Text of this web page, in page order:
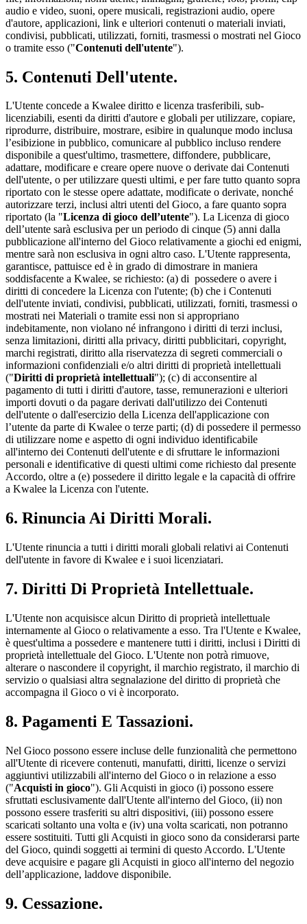
audio e video, suoni, opere musicali, registrazioni audio, opere
d'autore, applicazioni, link e ulteriori contenuti o materiali inviati,
condivisi, pubblicati, utilizzati, forniti, trasmessi o mostrati nel Gioco
o tramite esso ("Contenuti dell'utente").
5. Contenuti Dell'utente.
L'Utente concede a Kwalee diritto e licenza trasferibili, sub-
licenziabili, esenti da diritti d'autore e globali per utilizzare, copiare,
riprodurre, distribuire, mostrare, esibire in qualunque modo inclusa
l’esibizione in pubblico, comunicare al pubblico incluso rendere
disponibile a quest'ultimo, trasmettere, diffondere, pubblicare,
adattare, modificare e creare opere nuove o derivate dai Contenuti
dell'utente, o per utilizzare questi ultimi, e per fare tutto quanto sopra
riportato con le stesse opere adattate, modificate o derivate, nonché
autorizzare terzi, inclusi altri utenti del Gioco, a fare quanto sopra
riportato (la "Licenza di gioco dell’utente"). La Licenza di gioco
dell’utente sarà esclusiva per un periodo di cinque (5) anni dalla
pubblicazione all'interno del Gioco relativamente a giochi ed enigmi,
mentre sarà non esclusiva in ogni altro caso. L'Utente rappresenta,
garantisce, pattuisce ed è in grado di dimostrare in maniera
soddisfacente a Kwalee, se richiesto: (a) di possedere o avere i
diritti di concedere la Licenza con l'utente; (b) che i Contenuti
dell'utente inviati, condivisi, pubblicati, utilizzati, forniti, trasmessi o
mostrati nei Materiali o tramite essi non si appropriano
indebitamente, non violano né infrangono i diritti di terzi inclusi,
senza limitazioni, diritti alla privacy, diritti pubblicitari, copyright,
marchi registrati, diritto alla riservatezza di segreti commerciali o
informazioni confidenziali e/o altri diritti di proprietà intellettuali
("Diritti di proprietà intellettuali"); (c) di acconsentire al
pagamento di tutti i diritti d'autore, tasse, remunerazioni e ulteriori
importi dovuti o da pagare derivati dall'utilizzo dei Contenuti
dell'utente o dall'esercizio della Licenza dell'applicazione con
l’utente da parte di Kwalee o terze parti; (d) di possedere il permesso
di utilizzare nome e aspetto di ogni individuo identificabile
all'interno dei Contenuti dell'utente e di sfruttare le informazioni
personali e identificative di questi ultimi come richiesto dal presente
Accordo, oltre a (e) possedere il diritto legale e la capacità di offrire
a Kwalee la Licenza con l'utente.
6. Rinuncia Ai Diritti Morali.
L'Utente rinuncia a tutti i diritti morali globali relativi ai Contenuti
dell'utente in favore di Kwalee e i suoi licenziatari.
7. Diritti Di Proprietà Intellettuale.
L'Utente non acquisisce alcun Diritto di proprietà intellettuale
internamente al Gioco o relativamente a esso. Tra l'Utente e Kwalee,
è quest'ultima a possedere e mantenere tutti i diritti, inclusi i Diritti di
proprietà intellettuale del Gioco. L'Utente non potrà rimuove,
alterare o nascondere il copyright, il marchio registrato, il marchio di
servizio o qualsiasi altra segnalazione del diritto di proprietà che
accompagna il Gioco o vi è incorporato.
8. Pagamenti E Tassazioni.
Nel Gioco possono essere incluse delle funzionalità che permettono
all'Utente di ricevere contenuti, manufatti, diritti, licenze o servizi
aggiuntivi utilizzabili all'interno del Gioco o in relazione a esso
("Acquisti in gioco"). Gli Acquisti in gioco (i) possono essere
sfruttati esclusivamente dall'Utente all'interno del Gioco, (ii) non
possono essere trasferiti su altri dispositivi, (iii) possono essere
scaricati soltanto una volta e (iv) una volta scaricati, non potranno
essere sostituiti. Tutti gli Acquisti in gioco sono da considerarsi parte
del Gioco, quindi soggetti ai termini di questo Accordo. L'Utente
deve acquisire e pagare gli Acquisti in gioco all'interno del negozio
dell’applicazione, laddove disponibile.
9. Cessazione.